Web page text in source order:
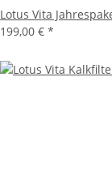
Lotus Vita
199,00 € *